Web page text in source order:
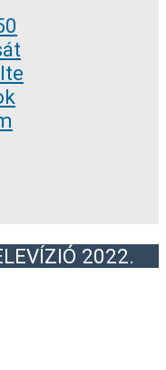
2022.